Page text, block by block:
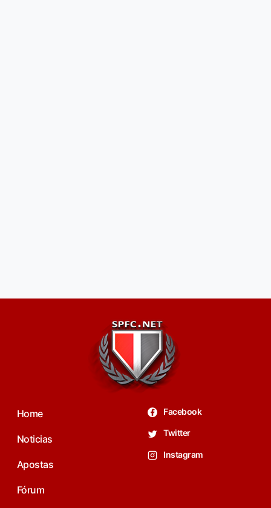
Home
Noticias
Apostas
Fórum
Facebook
Twitter
Instagram